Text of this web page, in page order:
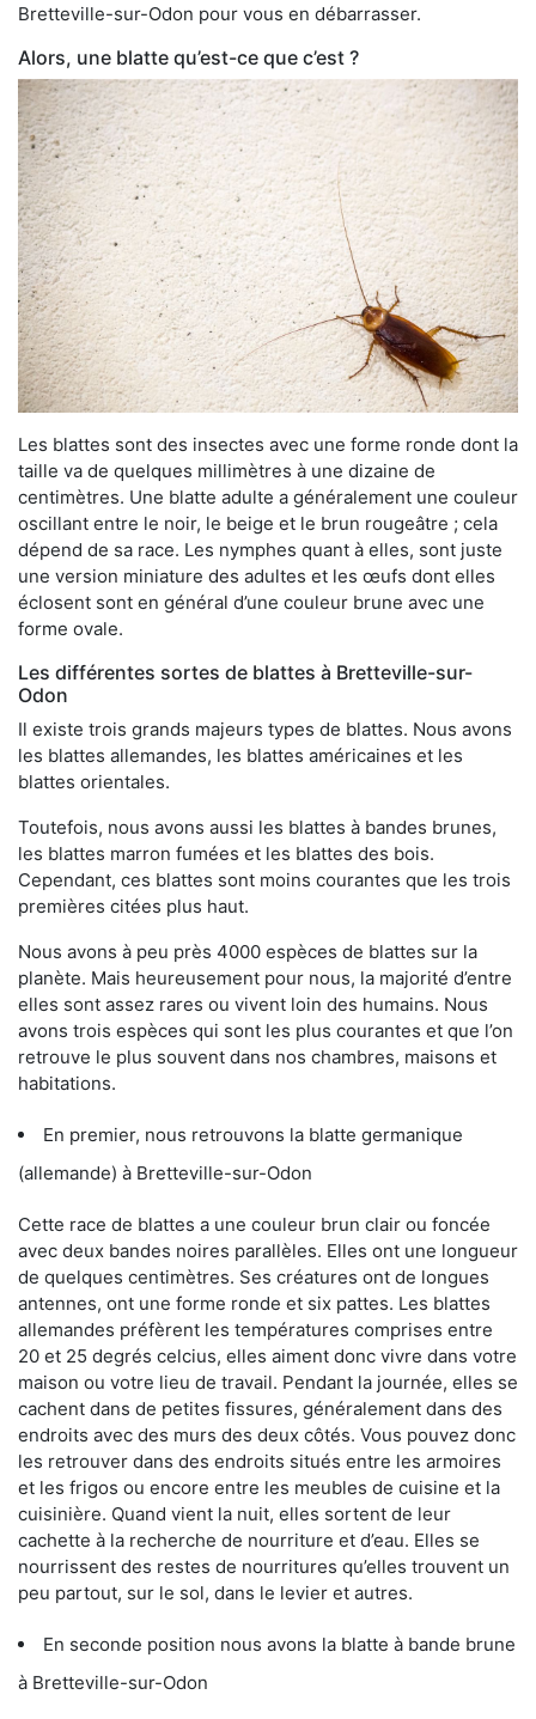
Bretteville-sur-Odon pour vous en débarrasser.
Alors, une blatte qu’est-ce que c’est ?
Les blattes sont des insectes avec une forme ronde dont la
taille va de quelques millimètres à une dizaine de
centimètres. Une blatte adulte a généralement une couleur
oscillant entre le noir, le beige et le brun rougeâtre ; cela
dépend de sa race. Les nymphes quant à elles, sont juste
une version miniature des adultes et les œufs dont elles
éclosent sont en général d’une couleur brune avec une
forme ovale.
Les différentes sortes de blattes à Bretteville-sur-
Odon
Il existe trois grands majeurs types de blattes. Nous avons
les blattes allemandes, les blattes américaines et les
blattes orientales.
Toutefois, nous avons aussi les blattes à bandes brunes,
les blattes marron fumées et les blattes des bois.
Cependant, ces blattes sont moins courantes que les trois
premières citées plus haut.
Nous avons à peu près 4000 espèces de blattes sur la
planète. Mais heureusement pour nous, la majorité d’entre
elles sont assez rares ou vivent loin des humains. Nous
avons trois espèces qui sont les plus courantes et que l’on
retrouve le plus souvent dans nos chambres, maisons et
habitations.
En premier, nous retrouvons la blatte germanique
(allemande) à Bretteville-sur-Odon
Cette race de blattes a une couleur brun clair ou foncée
avec deux bandes noires parallèles. Elles ont une longueur
de quelques centimètres. Ses créatures ont de longues
antennes, ont une forme ronde et six pattes. Les blattes
allemandes préfèrent les températures comprises entre
20 et 25 degrés celcius, elles aiment donc vivre dans votre
maison ou votre lieu de travail. Pendant la journée, elles se
cachent dans de petites fissures, généralement dans des
endroits avec des murs des deux côtés. Vous pouvez donc
les retrouver dans des endroits situés entre les armoires
et les frigos ou encore entre les meubles de cuisine et la
cuisinière. Quand vient la nuit, elles sortent de leur
cachette à la recherche de nourriture et d’eau. Elles se
nourrissent des restes de nourritures qu’elles trouvent un
peu partout, sur le sol, dans le levier et autres.
En seconde position nous avons la blatte à bande brune
à Bretteville-sur-Odon